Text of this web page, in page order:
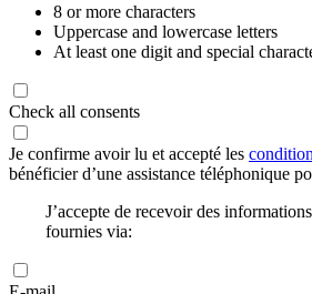
8 or more characters
Uppercase and lowercase letters
At least one digit and special
Check all consents
Je confirme avoir lu et accepté les
bénéficier d’une assistance téléphonique
J’accepte de recevoir des
fournies via: